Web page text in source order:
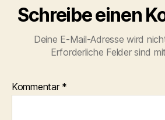
Schreibe einen
Deine E-Mail-Adresse wird
Erforderliche Felder sind mit
Kommentar *